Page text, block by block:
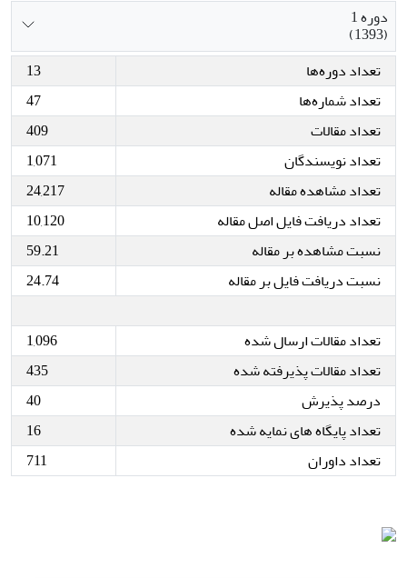
دوره 1
(1393)
تعداد دوره‌ها
13
تعداد شماره‌ها
47
تعداد مقالات
409
تعداد نویسندگان
1,071
تعداد مشاهده مقاله
24,217
تعداد دریافت فایل اصل مقاله
10,120
نسبت مشاهده بر مقاله
59.21
نسبت دریافت فایل بر مقاله
24.74
تعداد مقالات ارسال شده
1,096
تعداد مقالات پذیرفته شده
435
درصد پذیرش
40
تعداد پایگاه های نمایه شده
16
تعداد داوران
711